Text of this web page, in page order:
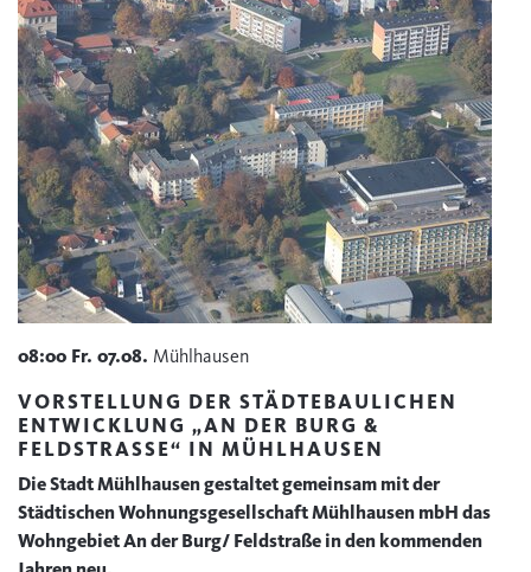
08:00 Fr. 07.08. Mühlhausen
VORSTELLUNG DER STÄDTEBAULICHEN
ENTWICKLUNG „AN DER BURG &
FELDSTRASSE“ IN MÜHLHAUSEN
Die Stadt Mühlhausen gestaltet gemeinsam mit der
Städtischen Wohnungsgesellschaft Mühlhausen mbH das
Wohngebiet An der Burg/ Feldstraße in den kommenden